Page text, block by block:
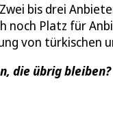
bis drei
noch Platz für
von türkischen
die übrig bleiben?